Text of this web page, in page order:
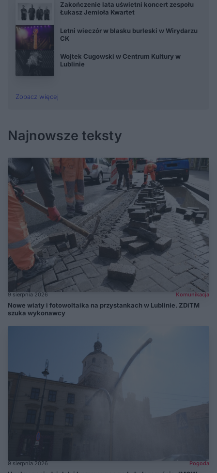
Zakończenie lata uświetni koncert zespołu
Łukasz Jemioła Kwartet
Letni wieczór w blasku burleski w Wirydarzu
CK
Wojtek Cugowski w Centrum Kultury w
Lublinie
Zobacz więcej
Najnowsze teksty
9 sierpnia 2026 Komunikacja
Nowe wiaty i fotowoltaika na przystankach w Lublinie. ZDiTM
szuka wykonawcy
9 sierpnia 2026 Pogoda